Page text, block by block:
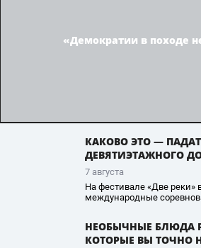
«Демократии в походе
КАКОВО ЭТО —
ДЕВЯТИЭТАЖНОГО
7 августа
На фестивале «Две реки»
международные
НЕОБЫЧНЫЕ БЛЮДА
КОТОРЫЕ ВЫ ТОЧНО